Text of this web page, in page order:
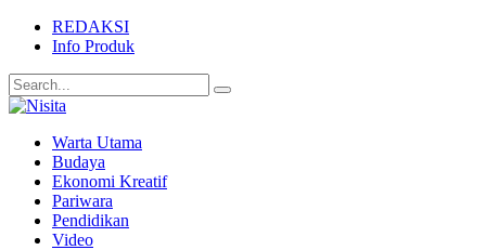
REDAKSI
Info Produk
Warta Utama
Budaya
Ekonomi Kreatif
Pariwara
Pendidikan
Video